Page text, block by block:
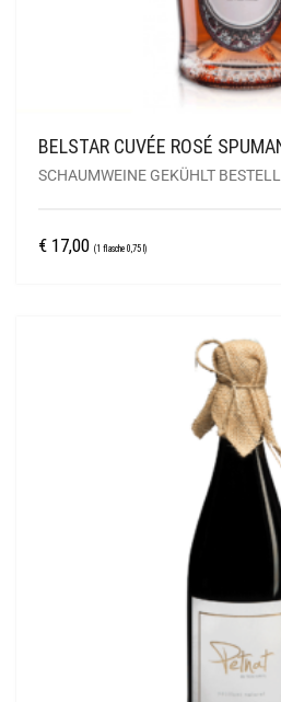
BELSTAR CUVÉE ROSÉ
SCHAUMWEINE GEKÜHLT
€ 17,00 (1 flasche 0,75 l)